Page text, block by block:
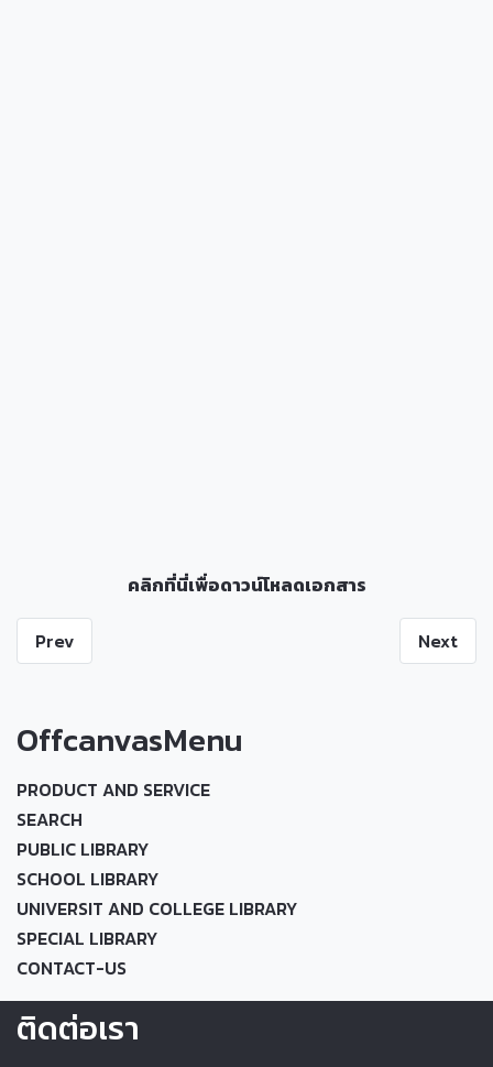
คลิกที่นี่เพื่อดาวน์โหลดเอกสาร
Prev Next
OffcanvasMenu
PRODUCT AND SERVICE
SEARCH
PUBLIC LIBRARY
SCHOOL LIBRARY
UNIVERSIT AND COLLEGE LIBRARY
SPECIAL LIBRARY
CONTACT-US
ติดต่อเรา